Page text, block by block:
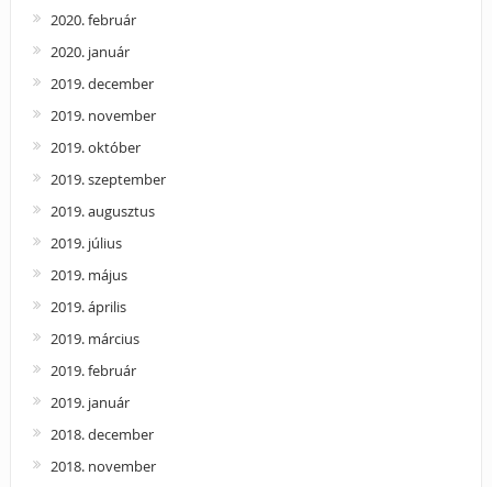
2020. február
2020. január
2019. december
2019. november
2019. október
2019. szeptember
2019. augusztus
2019. július
2019. május
2019. április
2019. március
2019. február
2019. január
2018. december
2018. november